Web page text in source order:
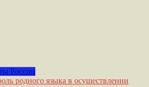
России
родного языка в осуществлении